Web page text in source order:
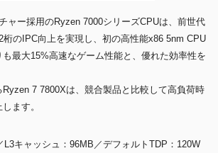
ャー採用のRyzen 7000シリーズCPUは、前世代
桁のIPC向上を実現し、初の高性能x86 5nm CPU
最大15%高速なゲーム性能と、優れた効率性を
7 7800Xは、競合製品と比較して高負荷時
ます。
L3キャッシュ：96MB／デフォルトTDP：120W